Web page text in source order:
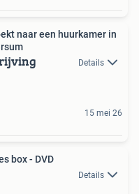
naar een huurkamer in
Details
15 mei 26
box - DVD
Details